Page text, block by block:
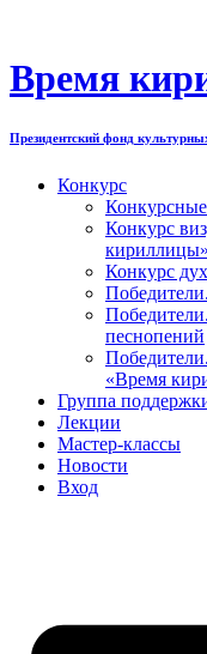
содержимому
Время
Президентский фонд
Конкурс
Конкурс
кириллицы»
Конкурс
песнопений
«Время
Группа
Лекции
Мастер-классы
Новости
Вход